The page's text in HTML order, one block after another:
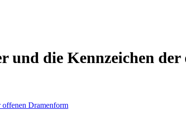
und die Kennzeichen